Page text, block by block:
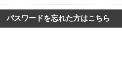
パスワードを忘れた方はこちら